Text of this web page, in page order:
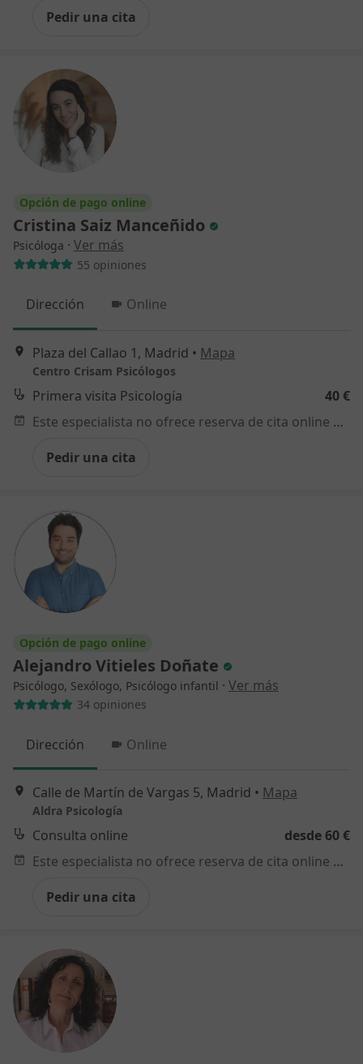
Pedir una cita
Opción de pago online
Cristina Saiz Manceñido
Psicóloga · Ver más
55 opiniones
Dirección Online
Plaza del Callao 1, Madrid • Mapa
Centro Crisam Psicólogos
Primera visita Psicología
40 €
Este especialista no ofrece reserva de cita online en esta dirección.
Pedir una cita
Opción de pago online
Alejandro Vitieles Doñate
Psicólogo, Sexólogo, Psicólogo infantil · Ver más
34 opiniones
Dirección Online
Calle de Martín de Vargas 5, Madrid • Mapa
Aldra Psicología
Consulta online
desde 60 €
Este especialista no ofrece reserva de cita online en esta dirección.
Pedir una cita